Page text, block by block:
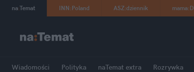
na:Temat INN:Poland ASZ:dziennik mama:
Wiadomości Polityka naTemat extra Rozrywka